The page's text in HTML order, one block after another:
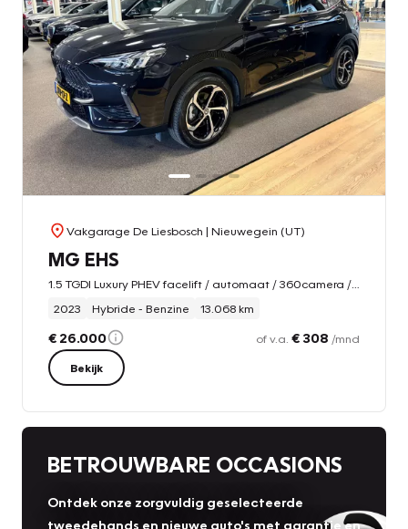
Vakgarage De Liesbosch | Nieuwegein (UT)
MG EHS
2023
Hybride - Benzine 13.068 km
€ 26.000 of v.a. € 308 /mnd
Bekijk
BETROUWBARE OCCASIONS
Ontdek onze zorgvuldig geselecteerde
tweedehands en nieuwe auto's met garantie en